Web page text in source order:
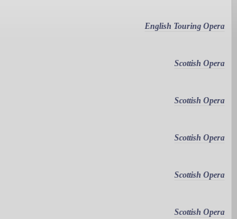
English Touring Opera
Scottish Opera
Scottish Opera
Scottish Opera
Scottish Opera
Scottish Opera